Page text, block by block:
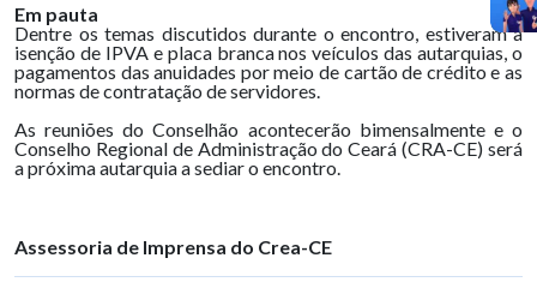
Em pauta
Dentre os temas discutidos durante o encontro, estiveram a
isenção de IPVA e placa branca nos veículos das autarquias, o
pagamentos das anuidades por meio de cartão de crédito e as
normas de contratação de servidores.
As reuniões do Conselhão acontecerão bimensalmente e o
Conselho Regional de Administração do Ceará (CRA-CE) será
a próxima autarquia a sediar o encontro.
Assessoria de Imprensa do Crea-CE